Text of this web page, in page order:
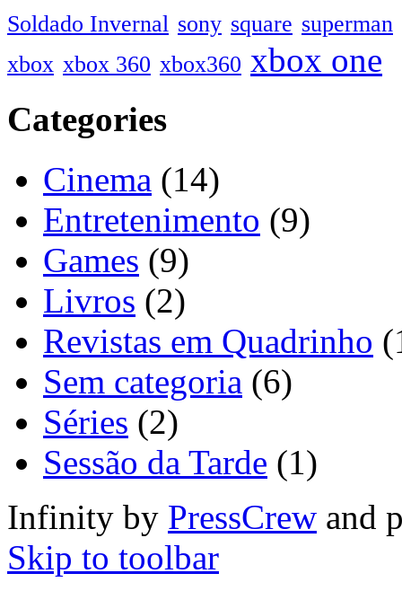
Soldado Invernal sony square superman
xbox xbox 360 xbox360 xbox one
Categories
Cinema (14)
Entretenimento (9)
Games (9)
Livros (2)
Revistas em Quadrinho
Sem categoria (6)
Séries (2)
Sessão da Tarde (1)
Infinity by PressCrew and
Skip to toolbar